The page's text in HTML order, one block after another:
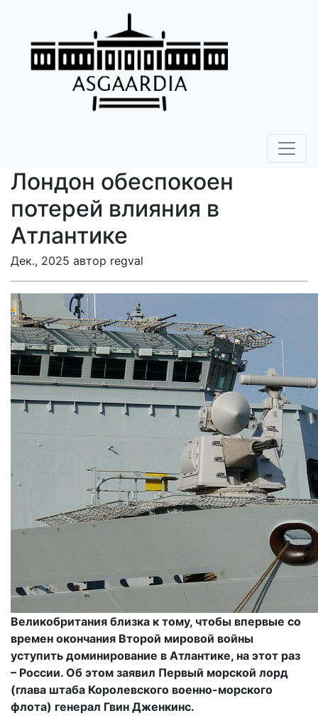
Лондон обеспокоен
потерей влияния в
Атлантике
Дек., 2025 автор regval
Великобритания близка к тому, чтобы впервые со
времен окончания Второй мировой войны
уступить доминирование в Атлантике, на этот раз
– России. Об этом заявил Первый морской лорд
(глава штаба Королевского военно-морского
флота) генерал Гвин Дженкинс.